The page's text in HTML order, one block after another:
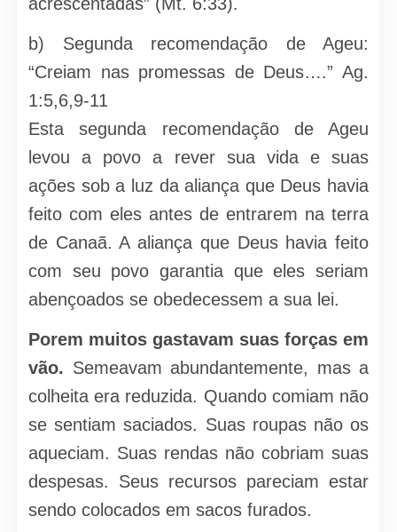
b) Segunda recomendação de Ageu:
“Creiam nas promessas de Deus….” Ag.
1:5,6,9-11
Esta segunda recomendação de Ageu
levou a povo a rever sua vida e suas
ações sob a luz da aliança que Deus havia
feito com eles antes de entrarem na terra
de Canaã. A aliança que Deus havia feito
com seu povo garantia que eles seriam
abençoados se obedecessem a sua lei.
Porem muitos gastavam suas forças em
vão. Semeavam abundantemente, mas a
colheita era reduzida. Quando comiam não
se sentiam saciados. Suas roupas não os
aqueciam. Suas rendas não cobriam suas
despesas. Seus recursos pareciam estar
sendo colocados em sacos furados.